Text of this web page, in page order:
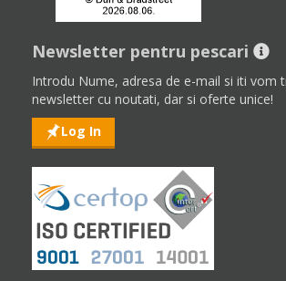
Newsletter pentru pescari
Introdu Nume, adresa de e-mail si iti vom
newsletter cu noutati, dar si oferte unice!
Log In